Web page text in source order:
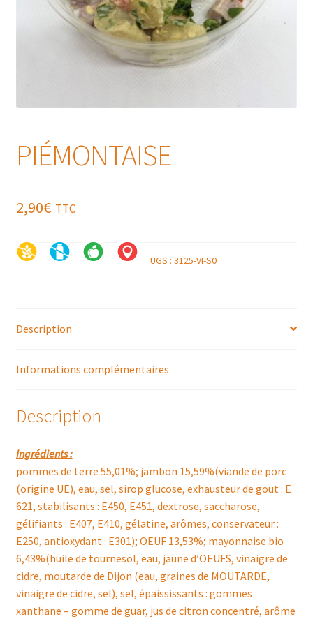
PIÉMONTAISE
2,90€ TTC
UGS : 3125-VI-S0
Description
Informations complémentaires
Description
Ingrédients :
pommes de terre 55,01%; jambon 15,59%(viande de porc
(origine UE), eau, sel, sirop glucose, exhausteur de gout : E
621, stabilisants : E450, E451, dextrose, saccharose,
gélifiants : E407, E410, gélatine, arômes, conservateur :
E250, antioxydant : E301); OEUF 13,53%; mayonnaise bio
6,43%(huile de tournesol, eau, jaune d’OEUFS, vinaigre de
cidre, moutarde de Dijon (eau, graines de MOUTARDE,
vinaigre de cidre, sel), sel, épaississants : gommes
xanthane – gomme de guar, jus de citron concentré, arôme